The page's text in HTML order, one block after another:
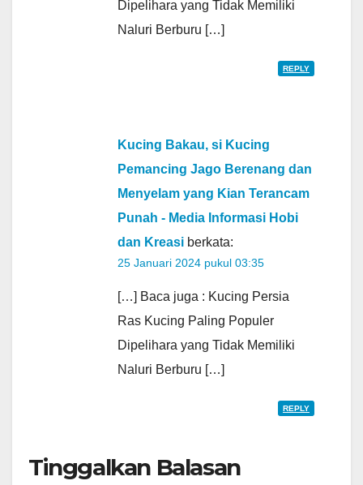
Dipelihara yang Tidak Memiliki
Naluri Berburu […]
REPLY
Kucing Bakau, si Kucing
Pemancing Jago Berenang dan
Menyelam yang Kian Terancam
Punah - Media Informasi Hobi
dan Kreasi berkata:
25 Januari 2024 pukul 03:35
[…] Baca juga : Kucing Persia
Ras Kucing Paling Populer
Dipelihara yang Tidak Memiliki
Naluri Berburu […]
REPLY
Tinggalkan Balasan